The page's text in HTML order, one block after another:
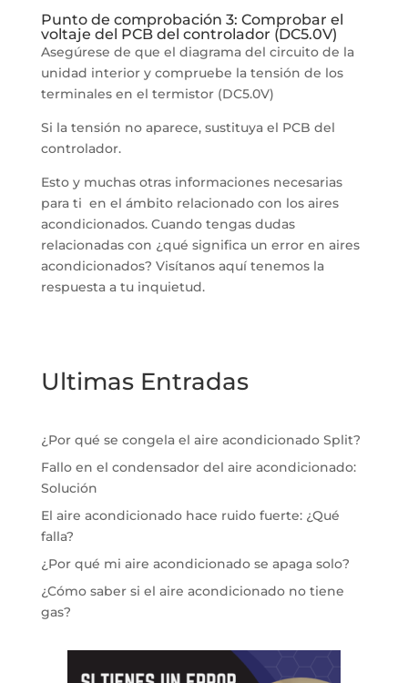
Punto de comprobación 3: Comprobar el
voltaje del PCB del controlador (DC5.0V)
Asegúrese de que el diagrama del circuito de la
unidad interior y compruebe la tensión de los
terminales en el termistor (DC5.0V)
Si la tensión no aparece, sustituya el PCB del
controlador.
Esto y muchas otras informaciones necesarias
para ti en el ámbito relacionado con los aires
acondicionados. Cuando tengas dudas
relacionadas con ¿qué significa un error en aires
acondicionados? Visítanos aquí tenemos la
respuesta a tu inquietud.
Ultimas Entradas
¿Por qué se congela el aire acondicionado Split?
Fallo en el condensador del aire acondicionado:
Solución
El aire acondicionado hace ruido fuerte: ¿Qué
falla?
¿Por qué mi aire acondicionado se apaga solo?
¿Cómo saber si el aire acondicionado no tiene
gas?